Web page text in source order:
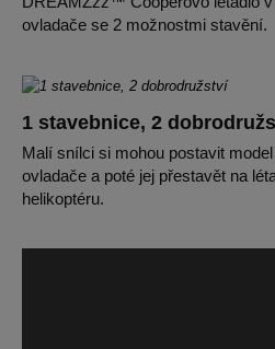
ovladače se 2 možnostmi stavění.
1 stavebnice, 2
Malí snílci si mohou postavit
ovladače a poté jej přestavět na
helikoptéru.